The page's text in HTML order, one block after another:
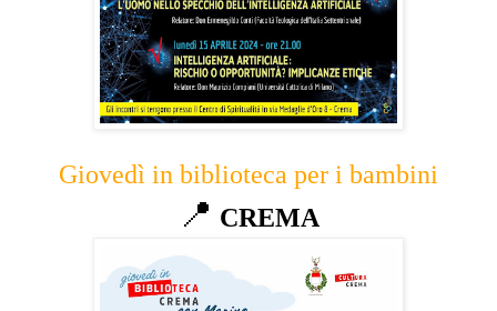
Giovedì in biblioteca per i bambini
📍 CREMA